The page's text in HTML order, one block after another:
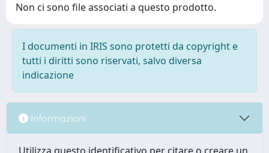
Non ci sono file associati a questo prodotto.
I documenti in IRIS sono protetti da copyright e
tutti i diritti sono riservati, salvo diversa
indicazione
Informazioni